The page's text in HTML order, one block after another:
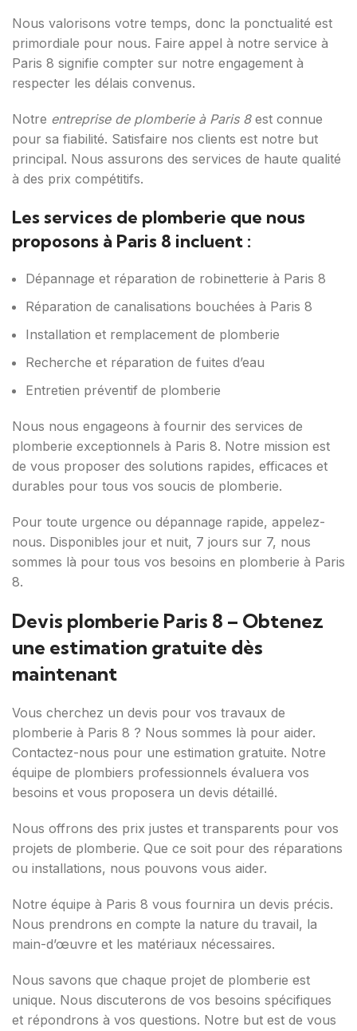
Nous valorisons votre temps, donc la ponctualité est
primordiale pour nous. Faire appel à notre service à
Paris 8 signifie compter sur notre engagement à
respecter les délais convenus.
Notre entreprise de plomberie à Paris 8est connue
pour sa fiabilité. Satisfaire nos clients est notre but
principal. Nous assurons des services de haute qualité
à des prix compétitifs.
Les services de plomberie que nous
proposons à Paris 8 incluent :
Dépannage et réparation de robinetterie à Paris 8
Réparation de canalisations bouchées à Paris 8
Installation et remplacement de plomberie
Recherche et réparation de fuites d’eau
Entretien préventif de plomberie
Nous nous engageons à fournir des services de
plomberie exceptionnels à Paris 8. Notre mission est
de vous proposer des solutions rapides, efficaces et
durables pour tous vos soucis de plomberie.
Pour toute urgence ou dépannage rapide, appelez-
nous. Disponibles jour et nuit, 7 jours sur 7, nous
sommes là pour tous vos besoins en plomberie à Paris
8.
Devis plomberie Paris 8 – Obtenez
une estimation gratuite dès
maintenant
Vous cherchez un devis pour vos travaux de
plomberie à Paris 8 ? Nous sommes là pour aider.
Contactez-nous pour une estimation gratuite. Notre
équipe de plombiers professionnels évaluera vos
besoins et vous proposera un devis détaillé.
Nous offrons des prix justes et transparents pour vos
projets de plomberie. Que ce soit pour des réparations
ou installations, nous pouvons vous aider.
Notre équipe à Paris 8 vous fournira un devis précis.
Nous prendrons en compte la nature du travail, la
main-d’œuvre et les matériaux nécessaires.
Nous savons que chaque projet de plomberie est
unique. Nous discuterons de vos besoins spécifiques
et répondrons à vos questions. Notre but est de vous